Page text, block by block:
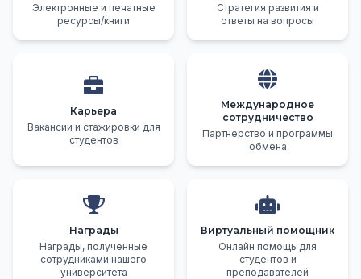
Электронные и печатные
ресурсы/книги
Стратегия развития и
ответы на вопросы
Карьера
Вакансии и стажировки для
студентов
Международное
сотрудничество
Партнерство и программы
обмена
Награды
Награды, полученные
сотрудниками нашего
университета
Виртуальный помощник
Онлайн помощь для
студентов и
преподавателей